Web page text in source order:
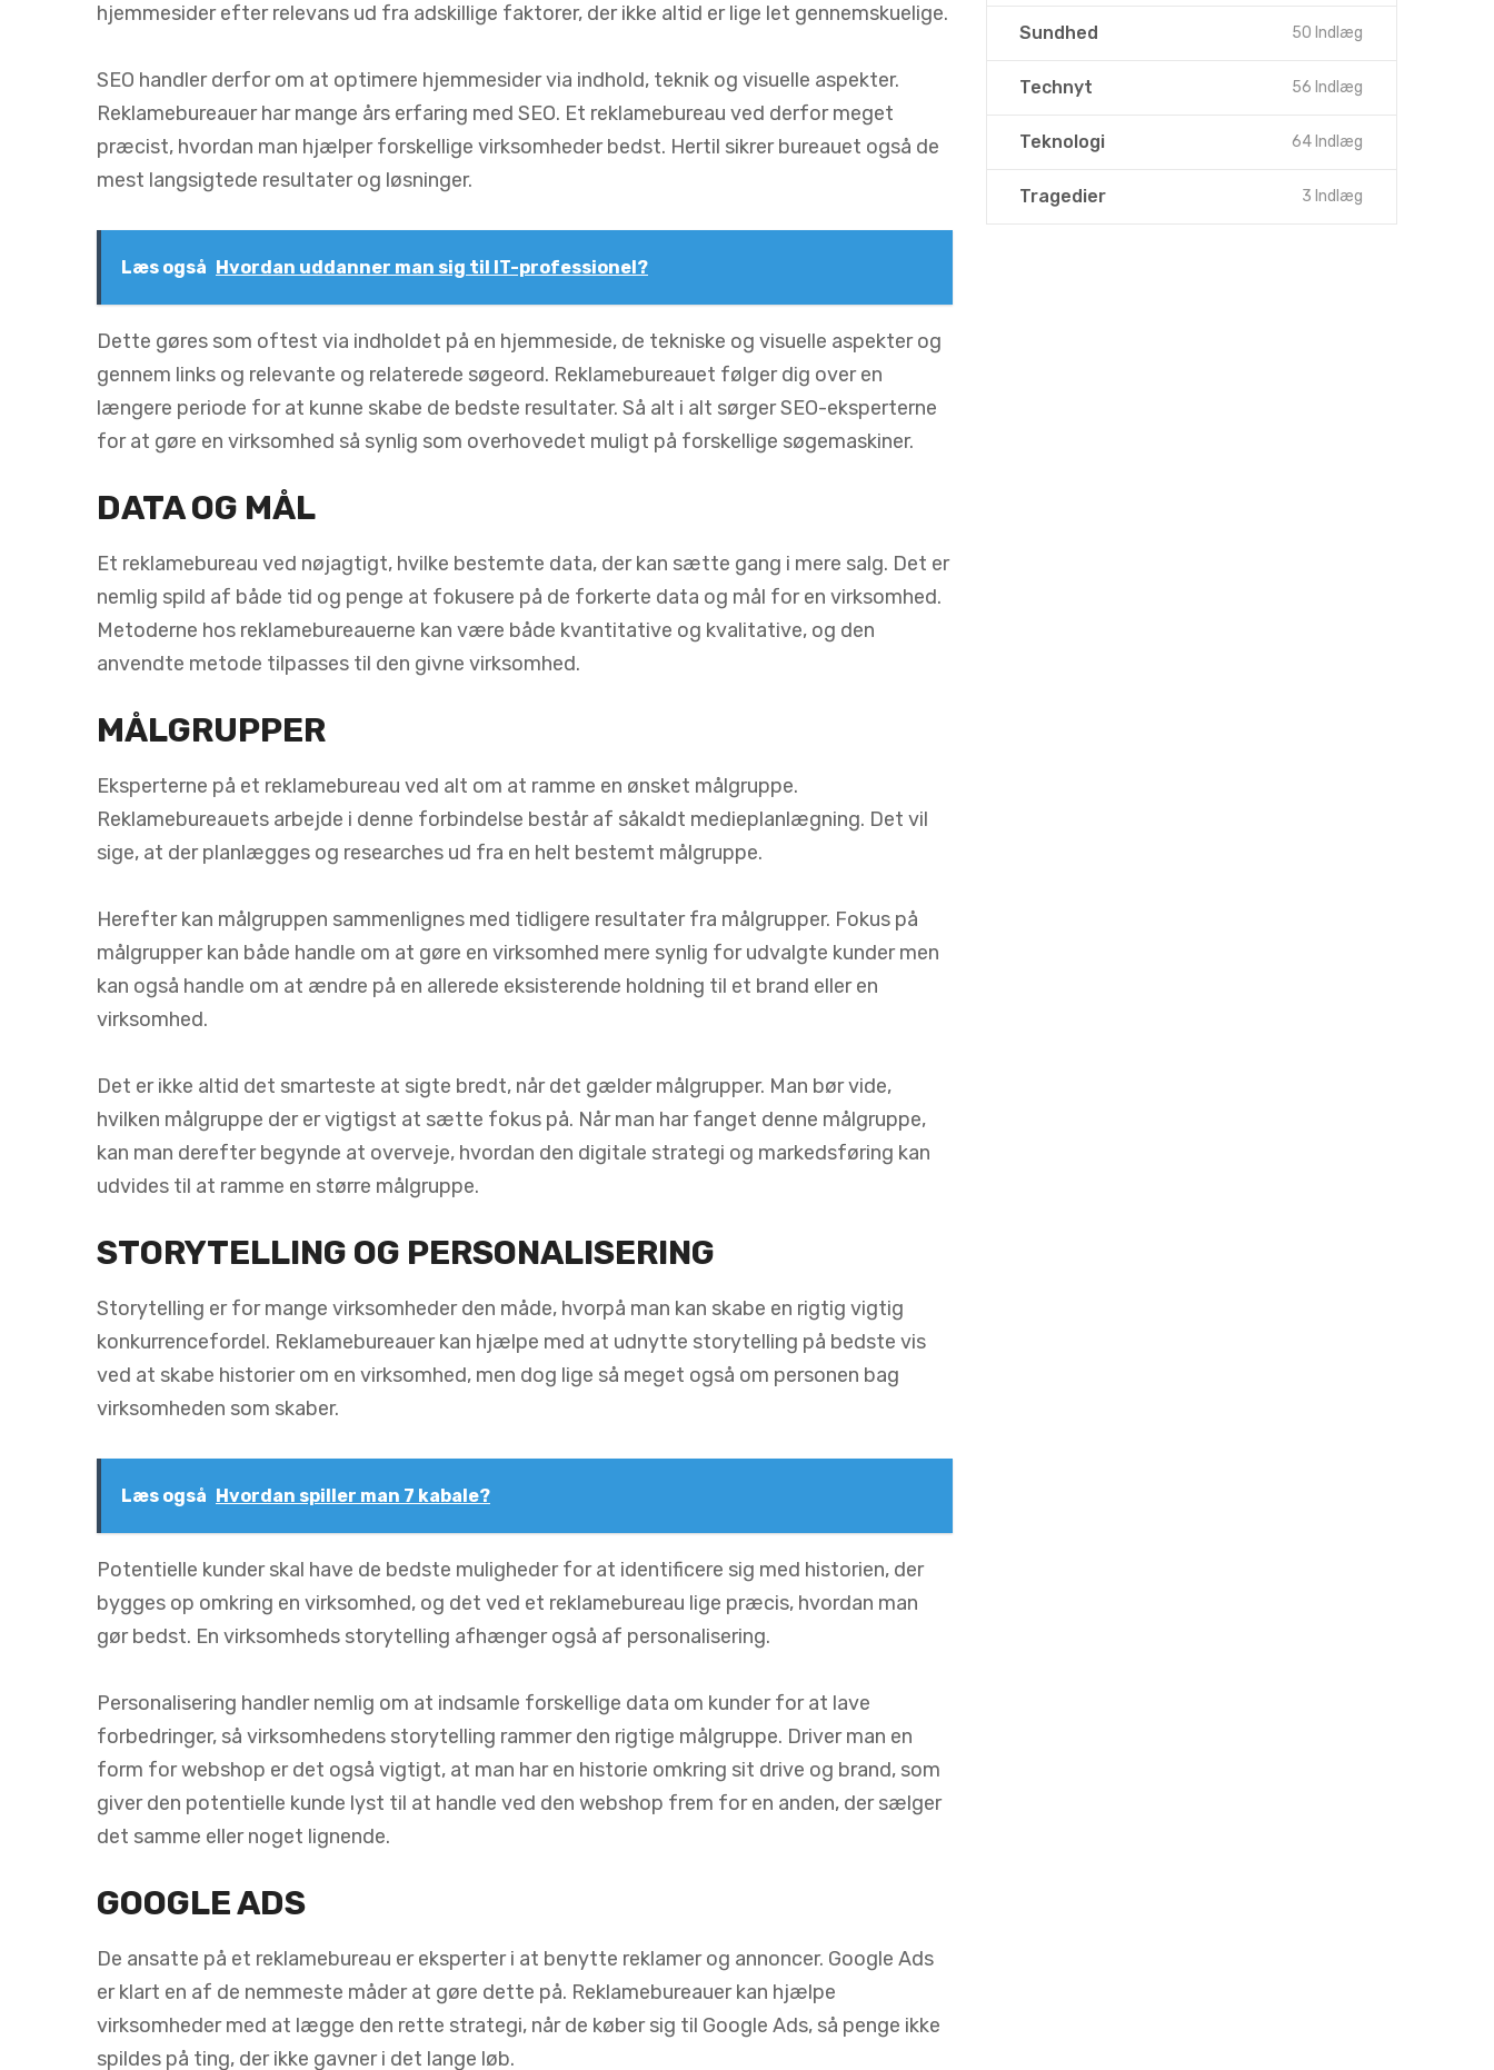
hjemmesider efter relevans ud fra adskillige faktorer, der ikke altid er lige let gennemskuelige.
SEO handler derfor om at optimere hjemmesider via indhold, teknik og visuelle aspekter.
Reklamebureauer har mange års erfaring med SEO. Et reklamebureau ved derfor meget
præcist, hvordan man hjælper forskellige virksomheder bedst. Hertil sikrer bureauet også de
mest langsigtede resultater og løsninger.
Læs også Hvordan uddanner man sig til IT-professionel?
Dette gøres som oftest via indholdet på en hjemmeside, de tekniske og visuelle aspekter og
gennem links og relevante og relaterede søgeord. Reklamebureauet følger dig over en
længere periode for at kunne skabe de bedste resultater. Så alt i alt sørger SEO-eksperterne
for at gøre en virksomhed så synlig som overhovedet muligt på forskellige søgemaskiner.
DATA OG MÅL
Et reklamebureau ved nøjagtigt, hvilke bestemte data, der kan sætte gang i mere salg. Det er
nemlig spild af både tid og penge at fokusere på de forkerte data og mål for en virksomhed.
Metoderne hos reklamebureauerne kan være både kvantitative og kvalitative, og den
anvendte metode tilpasses til den givne virksomhed.
MÅLGRUPPER
Eksperterne på et reklamebureau ved alt om at ramme en ønsket målgruppe.
Reklamebureauets arbejde i denne forbindelse består af såkaldt medieplanlægning. Det vil
sige, at der planlægges og researches ud fra en helt bestemt målgruppe.
Herefter kan målgruppen sammenlignes med tidligere resultater fra målgrupper. Fokus på
målgrupper kan både handle om at gøre en virksomhed mere synlig for udvalgte kunder men
kan også handle om at ændre på en allerede eksisterende holdning til et brand eller en
virksomhed.
Det er ikke altid det smarteste at sigte bredt, når det gælder målgrupper. Man bør vide,
hvilken målgruppe der er vigtigst at sætte fokus på. Når man har fanget denne målgruppe,
kan man derefter begynde at overveje, hvordan den digitale strategi og markedsføring kan
udvides til at ramme en større målgruppe.
STORYTELLING OG PERSONALISERING
Storytelling er for mange virksomheder den måde, hvorpå man kan skabe en rigtig vigtig
konkurrencefordel. Reklamebureauer kan hjælpe med at udnytte storytelling på bedste vis
ved at skabe historier om en virksomhed, men dog lige så meget også om personen bag
virksomheden som skaber.
Læs også Hvordan spiller man 7 kabale?
Potentielle kunder skal have de bedste muligheder for at identificere sig med historien, der
bygges op omkring en virksomhed, og det ved et reklamebureau lige præcis, hvordan man
gør bedst. En virksomheds storytelling afhænger også af personalisering.
Personalisering handler nemlig om at indsamle forskellige data om kunder for at lave
forbedringer, så virksomhedens storytelling rammer den rigtige målgruppe. Driver man en
form for webshop er det også vigtigt, at man har en historie omkring sit drive og brand, som
giver den potentielle kunde lyst til at handle ved den webshop frem for en anden, der sælger
det samme eller noget lignende.
GOOGLE ADS
De ansatte på et reklamebureau er eksperter i at benytte reklamer og annoncer. Google Ads
er klart en af de nemmeste måder at gøre dette på. Reklamebureauer kan hjælpe
virksomheder med at lægge den rette strategi, når de køber sig til Google Ads, så penge ikke
spildes på ting, der ikke gavner i det lange løb.
Sundhed 50 Indlæg
Technyt 56 Indlæg
Teknologi 64 Indlæg
Tragedier 3 Indlæg